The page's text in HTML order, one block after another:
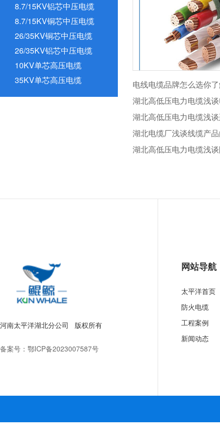
电线电缆品牌怎么选你
湖北电缆厂浅谈线缆产
8.7/15KV铝芯中压电缆
8.7/15KV铜芯中压电缆
26/35KV铜芯中压电缆
26/35KV铝芯中压电缆
10KV单芯高压电缆
35KV单芯高压电缆
河南太平洋湖北分公司 版权所有
备案号： 鄂ICP备2023007587号
网站导航
太平洋首页
防火电缆
工程案例
新闻动态